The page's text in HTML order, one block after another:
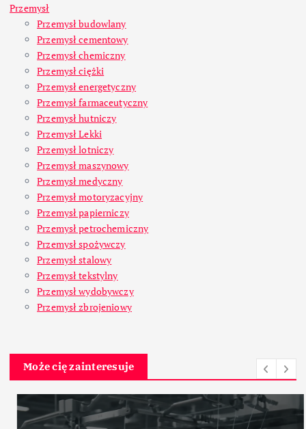
Przemysł
Przemysł budowlany
Przemysł cementowy
Przemysł chemiczny
Przemysł ciężki
Przemysł energetyczny
Przemysł farmaceutyczny
Przemysł hutniczy
Przemysł Lekki
Przemysł lotniczy
Przemysł maszynowy
Przemysł medyczny
Przemysł motoryzacyjny
Przemysł papierniczy
Przemysł petrochemiczny
Przemysł spożywczy
Przemysł stalowy
Przemysł tekstylny
Przemysł wydobywczy
Przemysł zbrojeniowy
Może cię zainteresuje